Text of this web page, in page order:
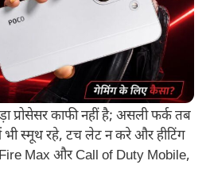
प्रोसेसर काफी नहीं है; असली फर्क तब
स्मूथ रहे, टच लेट न करे और हीटिंग
Fire Max और Call of Duty Mobile,